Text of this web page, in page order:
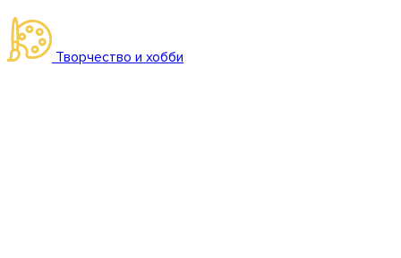
Творчество и хобби